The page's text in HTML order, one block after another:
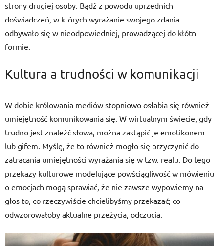
strony drugiej osoby. Bądź z powodu uprzednich
doświadczeń, w których wyrażanie swojego zdania
odbywało się w nieodpowiedniej, prowadzącej do kłótni
formie.
Kultura a trudności w komunikacji
W dobie królowania mediów stopniowo osłabia się również
umiejętność komunikowania się. W wirtualnym świecie, gdy
trudno jest znaleźć słowa, można zastąpić je emotikonem
lub gifem. Myślę, że to również mogło się przyczynić do
zatracania umiejętności wyrażania się w tzw. realu. Do tego
przekazy kulturowe modelujące powściągliwość w mówieniu
o emocjach mogą sprawiać, że nie zawsze wypowiemy na
głos to, co rzeczywiście chcielibyśmy przekazać; co
odwzorowałoby aktualne przeżycia, odczucia.